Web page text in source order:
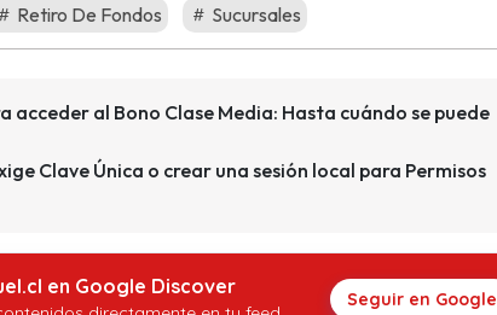
Retiro De Fondos Sucursales
acceder al Bono Clase Media: Hasta cuándo se puede
Clave Única o crear una sesión local para Permisos
en Google Discover
Seguir en Google